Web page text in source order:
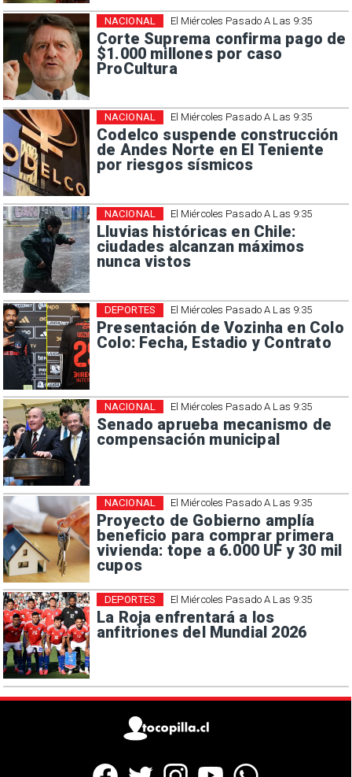
El Miércoles Pasado A Las 9:35
Corte Suprema confirma pago de
$1.000 millones por caso
ProCultura
NACIONAL
El Miércoles Pasado A Las 9:35
Codelco suspende construcción
de Andes Norte en El Teniente
por riesgos sísmicos
NACIONAL
El Miércoles Pasado A Las 9:35
Lluvias históricas en Chile:
ciudades alcanzan máximos
nunca vistos
NACIONAL
El Miércoles Pasado A Las 9:35
Presentación de Vozinha en Colo
Colo: Fecha, Estadio y Contrato
DEPORTES
El Miércoles Pasado A Las 9:35
Senado aprueba mecanismo de
compensación municipal
NACIONAL
El Miércoles Pasado A Las 9:35
Proyecto de Gobierno amplía
beneficio para comprar primera
vivienda: tope a 6.000 UF y 30 mil
cupos
NACIONAL
El Miércoles Pasado A Las 9:35
La Roja enfrentará a los
anfitriones del Mundial 2026
DEPORTES